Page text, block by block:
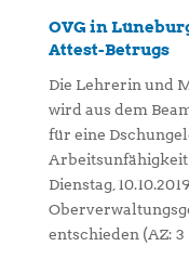
OVG in
Attest-Betrugs
Die Lehrerin und
wird aus dem
für eine
Arbeitsunfähigkeit
Dienstag,
entschieden (AZ: 3